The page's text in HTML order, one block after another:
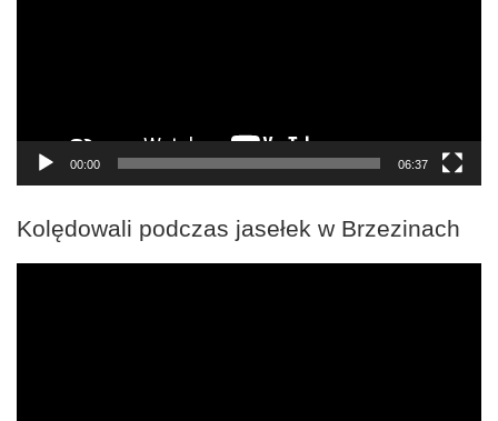
00:00 06:37
Kolędowali podczas jasełek w Brzezinach